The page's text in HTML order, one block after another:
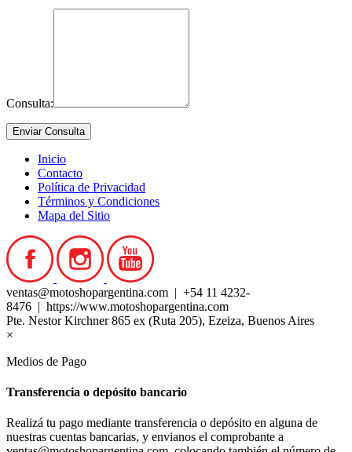
Consulta:
Inicio
Contacto
Política de Privacidad
Términos y Condiciones
Mapa del Sitio
ventas@motoshopargentina.com | +54 11 4232-
8476 | https://www.motoshopargentina.com
Pte. Nestor Kirchner 865 ex (Ruta 205), Ezeiza, Buenos Aires
×
Medios de Pago
Transferencia o depósito bancario
Realizá tu pago mediante transferencia o depósito en alguna de
nuestras cuentas bancarias, y envianos el comprobante a